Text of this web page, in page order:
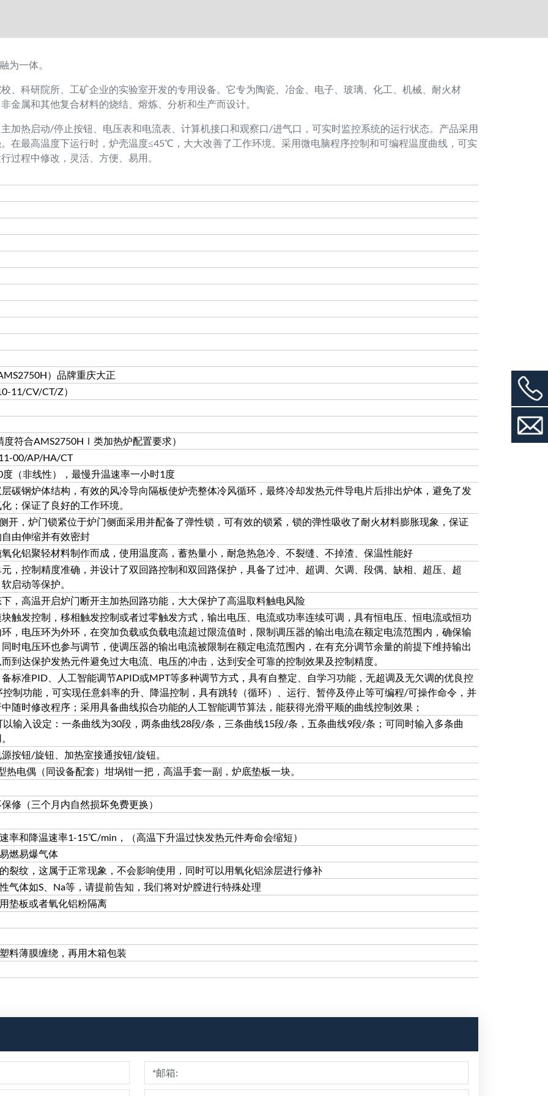
为一体。
、科研院所、工矿企业的实验室开发的专用设备。它专为陶瓷、冶金、电子、玻璃、化工、机械、耐火材
金属和其他复合材料的烧结、熔炼、分析和生产而设计。
加热启动/停止按钮、电压表和电流表、计算机接口和观察口/进气口，可实时监控系统的运行状态。产品采用
在最高温度下运行时，炉壳温度≤45℃，大大改善了工作环境。采用微电脑程序控制和可编程温度曲线，可实
过程中修改，灵活、方便、易用。
）品牌重庆大正
11/CV/CT/Z）
符合AMS2750HⅠ类加热炉配置要求）
00/AP/HA/CT
（非线性），最慢升温速率一小时1度
碳钢炉体结构，有效的风冷导向隔板使炉壳整体冷风循环，最终冷却发热元件导电片后排出炉体，避免了发
；保证了良好的工作环境。
开，炉门锁紧位于炉门侧面采用并配备了弹性锁，可有效的锁紧，锁的弹性吸收了耐火材料膨胀现象，保证
由伸缩并有效密封
化铝聚轻材料制作而成，使用温度高，蓄热量小，耐急热急冷、不裂缝、不掉渣、保温性能好
，控制精度准确，并设计了双回路控制和双回路保护，具备了过冲、超调、欠调、段偶、缺相、超压、超
启动等保护。
，高温开启炉门断开主加热回路功能，大大保护了高温取料触电风险
触发控制，移相触发控制或者过零触发方式，输出电压、电流或功率连续可调，具有恒电压、恒电流或恒功
，电压环为外环，在突加负载或负载电流超过限流值时，限制调压器的输出电流在额定电流范围内，确保输
时电压环也参与调节，使调压器的输出电流被限制在额定电流范围内，在有充分调节余量的前提下维持输出
到达保护发热元件避免过大电流、电压的冲击，达到安全可靠的控制效果及控制精度。
标准PID、人工智能调节APID或MPT等多种调节方式，具有自整定、自学习功能，无超调及无欠调的优良控
制功能，可实现任意斜率的升、降温控制，具有跳转（循环）、运行、暂停及停止等可编程/可操作命令，并
随时修改程序；采用具备曲线拟合功能的人工智能调节算法，能获得光滑平顺的曲线控制效果；
输入设定：一条曲线为30段，两条曲线28段/条，三条曲线15段/条，五条曲线9段/条；可同时输入多条曲
按钮/旋钮、加热室接通按钮/旋钮。
热电偶（同设备配套）坩埚钳一把，高温手套一副，炉底垫板一块。
修（三个月内自然损坏免费更换）
率和降温速率1-15℃/min，（高温下升温过快发热元件寿命会缩短）
燃易爆气体
裂纹，这属于正常现象，不会影响使用，同时可以用氧化铝涂层进行修补
气体如S、Na等，请提前告知，我们将对炉膛进行特殊处理
垫板或者氧化铝粉隔离
料薄膜缠绕，再用木箱包装